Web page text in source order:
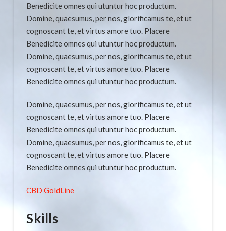
Benedicite omnes qui utuntur hoc productum.
Domine, quaesumus, per nos, glorificamus te, et ut
cognoscant te, et virtus amore tuo. Placere
Benedicite omnes qui utuntur hoc productum.
Domine, quaesumus, per nos, glorificamus te, et ut
cognoscant te, et virtus amore tuo. Placere
Benedicite omnes qui utuntur hoc productum.
Domine, quaesumus, per nos, glorificamus te, et ut
cognoscant te, et virtus amore tuo. Placere
Benedicite omnes qui utuntur hoc productum.
Domine, quaesumus, per nos, glorificamus te, et ut
cognoscant te, et virtus amore tuo. Placere
Benedicite omnes qui utuntur hoc productum.
CBD GoldLine
Skills